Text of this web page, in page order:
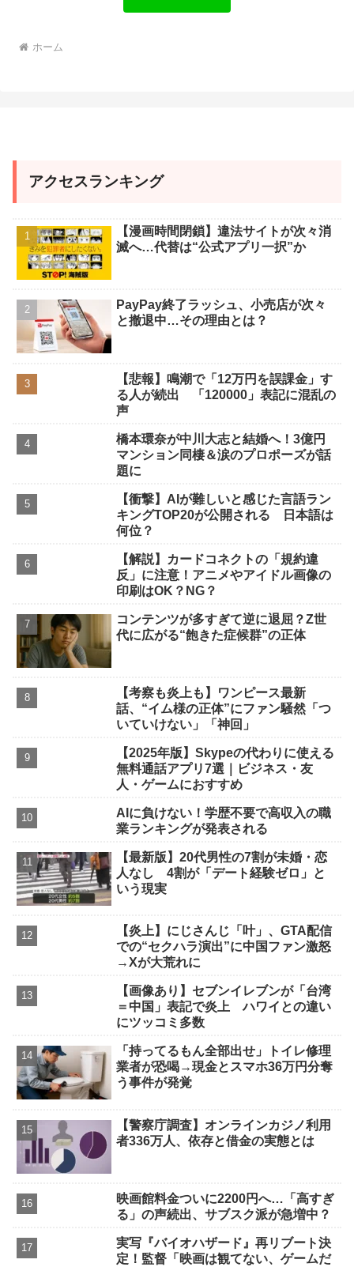
ホーム
アクセスランキング
【漫画時間閉鎖】違法サイトが次々消
滅へ…代替は“公式アプリ一択”か
PayPay終了ラッシュ、小売店が次々
と撤退中…その理由とは？
【悲報】鳴潮で「12万円を誤課金」す
る人が続出 「120000」表記に混乱の
声
橋本環奈が中川大志と結婚へ！3億円
マンション同棲＆涙のプロポーズが話
題に
【衝撃】AIが難しいと感じた言語ラン
キングTOP20が公開される 日本語は
何位？
【解説】カードコネクトの「規約違
反」に注意！アニメやアイドル画像の
印刷はOK？NG？
コンテンツが多すぎて逆に退屈？Z世
代に広がる“飽きた症候群”の正体
【考察も炎上も】ワンピース最新
話、“イム様の正体”にファン騒然「つ
いていけない」「神回」
【2025年版】Skypeの代わりに使える
無料通話アプリ7選｜ビジネス・友
人・ゲームにおすすめ
AIに負けない！学歴不要で高収入の職
業ランキングが発表される
【最新版】20代男性の7割が未婚・恋
人なし 4割が「デート経験ゼロ」と
いう現実
【炎上】にじさんじ「叶」、GTA配信
での“セクハラ演出”に中国ファン激怒
→Xが大荒れに
【画像あり】セブンイレブンが「台湾
＝中国」表記で炎上 ハワイとの違い
にツッコミ多数
「持ってるもん全部出せ」トイレ修理
業者が恐喝→現金とスマホ36万円分奪
う事件が発覚
【警察庁調査】オンラインカジノ利用
者336万人、依存と借金の実態とは
映画館料金ついに2200円へ…「高すぎ
る」の声続出、サブスク派が急増中？
実写『バイオハザード』再リブート決
定！監督「映画は観てない、ゲームだ